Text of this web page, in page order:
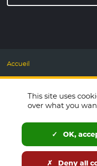
Accueil
Mentions légales
Données personnelles et
Cookies
Espace presse
Télécharger le logo
English
This site uses
over what you
OK,
Deny all